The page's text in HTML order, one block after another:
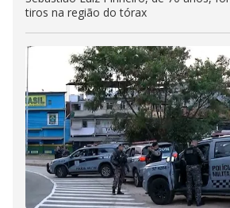
tiros na região do tórax